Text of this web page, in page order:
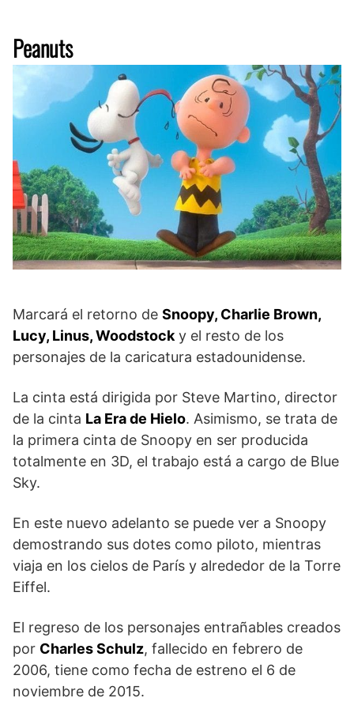
Peanuts
Marcará el retorno de Snoopy, Charlie Brown,
Lucy, Linus, Woodstock y el resto de los
personajes de la caricatura estadounidense.
La cinta está dirigida por Steve Martino, director
de la cinta La Era de Hielo. Asimismo, se trata de
la primera cinta de Snoopy en ser producida
totalmente en 3D, el trabajo está a cargo de Blue
Sky.
En este nuevo adelanto se puede ver a Snoopy
demostrando sus dotes como piloto, mientras
viaja en los cielos de París y alrededor de la Torre
Eiffel.
El regreso de los personajes entrañables creados
por Charles Schulz, fallecido en febrero de
2006, tiene como fecha de estreno el 6 de
noviembre de 2015.